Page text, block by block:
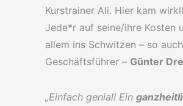
Kurstrainer Ali. Hier kam
Jede*r auf seine/ihre Kosten
allem ins Schwitzen – so
Geschäftsführer – Günter
„Einfach genial! Ein